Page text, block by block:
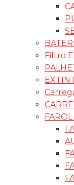
Filtro